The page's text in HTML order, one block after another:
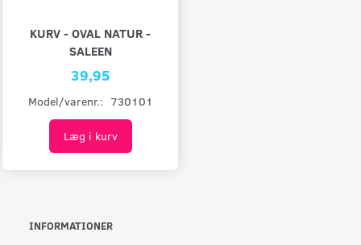
KURV - OVAL NATUR -
SALEEN
39,95
Model/varenr.: 730101
Læg i kurv
INFORMATIONER